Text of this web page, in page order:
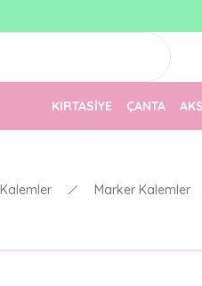
KIRTASİYE ÇANTA
Kalemler Marker Kalemler